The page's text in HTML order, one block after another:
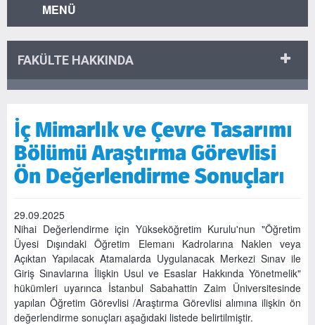
MENÜ
FAKÜLTE HAKKINDA
İç Mimarlık ve Çevre Tasarımı
Bölümü Araştırma Görevlisi
Ön Değerlendirme Sonuçları
29.09.2025
Nihai Değerlendirme için Yükseköğretim Kurulu'nun "Öğretim
Üyesi Dışındaki Öğretim Elemanı Kadrolarına Naklen veya
Açıktan Yapılacak Atamalarda Uygulanacak Merkezi Sınav ile
Giriş Sınavlarına İlişkin Usul ve Esaslar Hakkında Yönetmelik"
hükümleri uyarınca İstanbul Sabahattin Zaim Üniversitesinde
yapılan Öğretim Görevlisi /Araştırma Görevlisi alımına ilişkin ön
değerlendirme sonuçları aşağıdaki listede belirtilmiştir.